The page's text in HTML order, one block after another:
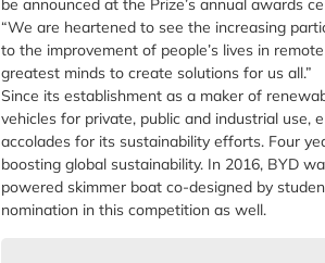
be announced at the Prize’s annual awards
“We are heartened to see the increasing
to the improvement of people’s lives in
greatest minds to create solutions for us all.”
Since its establishment as a maker of
vehicles for private, public and industrial use,
accolades for its sustainability efforts. Four
boosting global sustainability. In 2016, BYD
powered skimmer boat co-designed by
nomination in this competition as well.